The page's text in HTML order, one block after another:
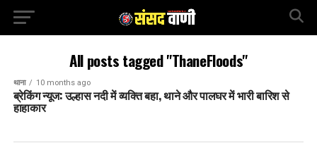
All posts tagged "ThaneFloods"
थाना 10 months ago
ब्रेकिंग न्यूज: उल्हास नदी में व्यक्ति बहा, थाने और पालघर में भारी बारिश से
हाहाकार